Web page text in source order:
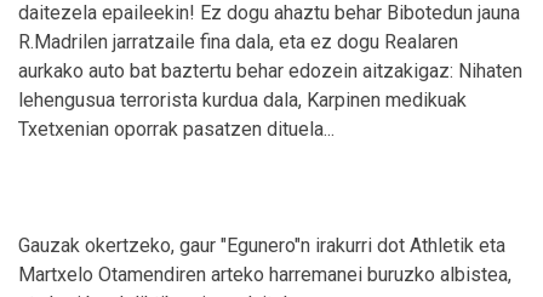
daitezela epaileekin! Ez dogu ahaztu behar Bibotedun jauna
R.Madrilen jarratzaile fina dala, eta ez dogu Realaren
aurkako auto bat baztertu behar edozein aitzakigaz: Nihaten
lehengusua terrorista kurdua dala, Karpinen medikuak
Txetxenian oporrak pasatzen dituela...
Gauzak okertzeko, gaur "Egunero"n irakurri dot Athletik eta
Martxelo Otamendiren arteko harremanei buruzko albistea,